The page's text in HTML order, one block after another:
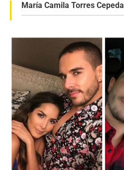
María Camila Torres Cepeda